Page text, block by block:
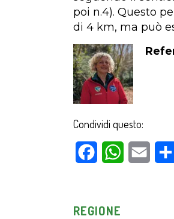
poi n.4). Questo
di 4 km, ma può
Condividi questo:
FacebookWhatsAppEmail
REGIONE